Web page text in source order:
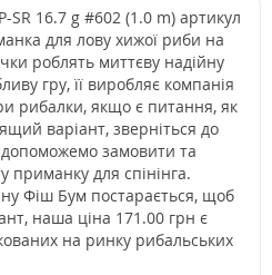
SR 16.7 g #602 (1.0 m) артикул
для лову хижої риби на
роблять миттєву надійну
гру, її виробляє компанія
рибалки, якщо є питання, як
варіант, зверніться до
замовити та
приманку для спінінга.
Фіш Бум постарається, щоб
наша ціна 171.00 грн є
на ринку рибальських